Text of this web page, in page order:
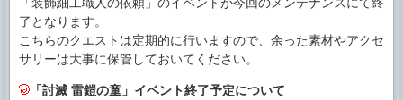
了となります。
こちらのクエストは定期的に行いますので、余った素材やアクセ
サリーは大事に保管しておいてください。
「討滅 雷鎧の童」イベント終了予定について